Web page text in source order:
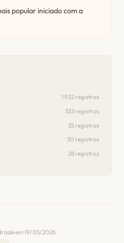
popular iniciado com a
1.932 registros
333 registros
35 registros
30 registros
28 registros
em 19/05/2026